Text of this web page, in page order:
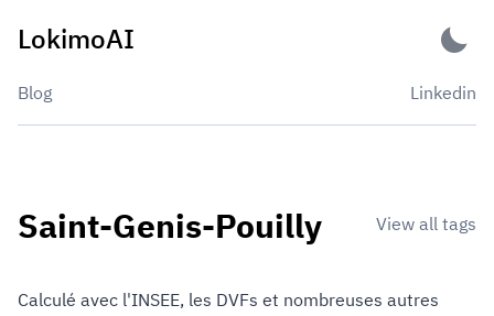
LokimoAI
Blog Linkedin
Saint-Genis-Pouilly View all tags
Calculé avec l'INSEE, les DVFs et nombreuses autres